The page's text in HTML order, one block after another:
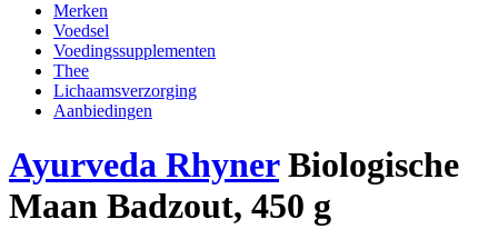
Merken
Voedsel
Voedingssupplementen
Thee
Lichaamsverzorging
Aanbiedingen
Ayurveda RhynerBiologische
Maan Badzout, 450 g